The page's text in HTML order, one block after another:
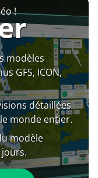
!
modèles
GFS, ICON,
détaillées
monde entier.
modèle
jours.